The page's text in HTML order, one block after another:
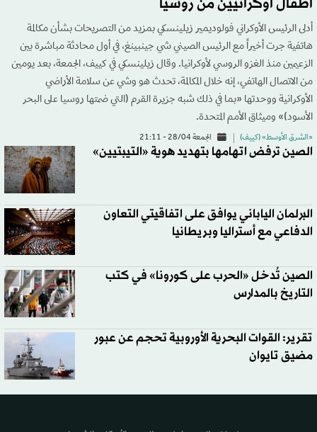
أطفال أوكرانيين من روسيا
أدلى الرئيس الأوكراني فولوديمير زيلينسكي بمزيد من التصريحات بشأن مكالمة
هاتفية جرت أخيراً مع الرئيس الصيني شي جينبينغ، في أول محادثة مباشرة بين
الزعيمين منذ الغزو الروسي لأوكرانيا. وقال زيلينسكي في كييف، الجمعة، بعد يومين
من الاتصال الهاتفي، إنه خلال المكالمة، تحدث هو وشي عن سلامة الأراضي
الأوكرانية ووحدتها «بما في ذلك شبه جزيرة القرم (التي ضمتها روسيا على البحر
الأسود)» وميثاق الأمم المتحدة.
«الشرق الأوسط» (كييف) الجمعة 28/04 - 21:11
الصين ترفض اتهامها بتهديد هوية «التيبتيين»
البرلمان الياباني يوافق على اتفاقيتي التعاون
الدفاعي مع أستراليا وبريطانيا
الصين تُدخل «الحرب على كورونا» في كتب
التاريخ بالمدارس
تقرير: القوات البحرية الأوروبية تحجم عن عبور
مضيق تايوان